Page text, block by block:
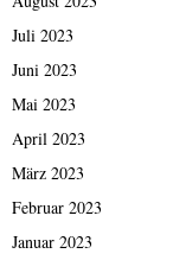
Juli 2023
Juni 2023
Mai 2023
April 2023
März 2023
Februar 2023
Januar 2023